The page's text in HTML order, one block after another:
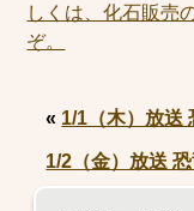
しくは、化石販売
ぞ。
« 1/1（木）放送
1/2（金）放送